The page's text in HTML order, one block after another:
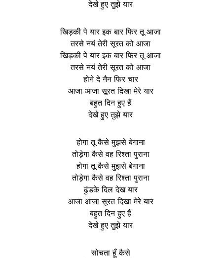
देखे हुए तुझे यार
खिड़की पे यार इक बार फिर तू आजा
तरसे नयं तेरी सूरत को आजा
खिड़की पे यार इक बार फिर तू आजा
तरसे नयं तेरी सूरत को आजा
होने दे नैन फिर चार
आजा आजा सूरत दिखा मेरे यार
बहुत दिन हुए हैं
देखे हुए तुझे यार
होगा तू कैसे मुझसे बेगाना
तोड़ेगा कैसे वह रिश्ता पुराना
होगा तू कैसे मुझसे बेगाना
तोड़ेगा कैसे वह रिश्ता पुराना
ढुंडके दिल देख यार
आजा आजा सूरत दिखा मेरे यार
बहुत दिन हुए हैं
देखे हुए तुझे यार
सोचता हूँ कैसे